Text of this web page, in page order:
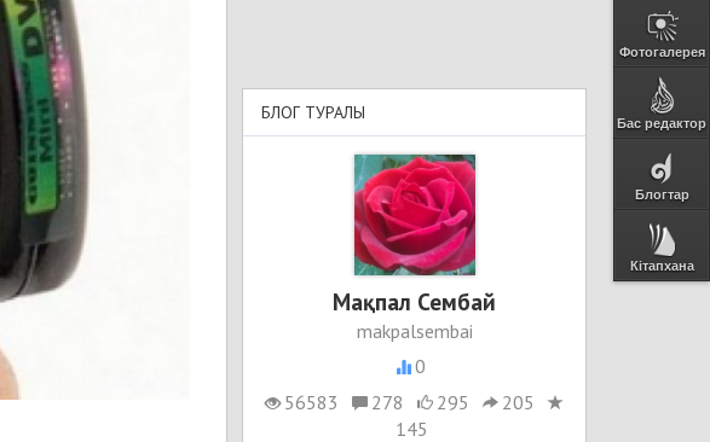
Фотогалерея
Бас редактор
Блогтар
Кітапхана
БЛОГ ТУРАЛЫ
Мақпал Сембай
makpalsembai
0
56583
278 295
205
145